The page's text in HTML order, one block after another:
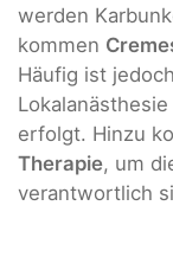
werden
kommen
Häufig ist
erfolgt. Hinzu
Therapie, um
verantwortlich